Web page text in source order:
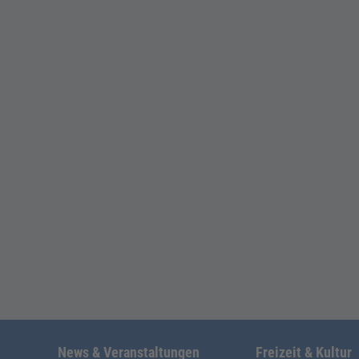
News & Veranstaltungen Freizeit & Kultur